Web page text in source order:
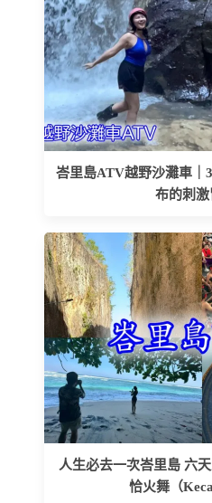
峇里島ATV越野沙灘車｜
布的刺激
人生必去一次峇里島 六
恰火舞（